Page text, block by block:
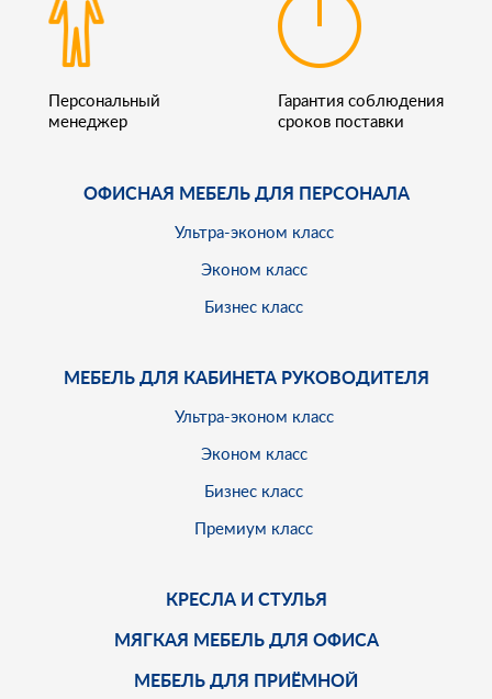
Персональный
менеджер
Гарантия соблюдения
сроков поставки
ОФИСНАЯ МЕБЕЛЬ ДЛЯ ПЕРСОНАЛА
Ультра-эконом класс
Эконом класс
Бизнес класс
МЕБЕЛЬ ДЛЯ КАБИНЕТА РУКОВОДИТЕЛЯ
Ультра-эконом класс
Эконом класс
Бизнес класс
Премиум класс
КРЕСЛА И СТУЛЬЯ
МЯГКАЯ МЕБЕЛЬ ДЛЯ ОФИСА
МЕБЕЛЬ ДЛЯ ПРИЁМНОЙ